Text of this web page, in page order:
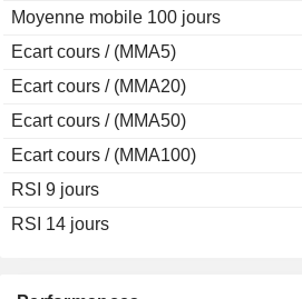
Moyenne mobile 100 jours
Ecart cours / (MMA5)
Ecart cours / (MMA20)
Ecart cours / (MMA50)
Ecart cours / (MMA100)
RSI 9 jours
RSI 14 jours
2008
-22,07 %
2007
2006
2005
2004
2003
2002
2000